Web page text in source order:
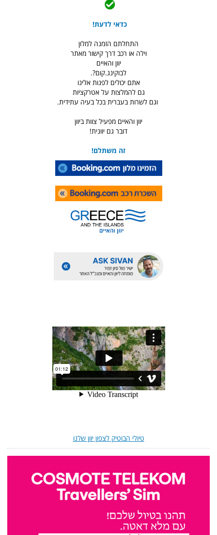
כדאי לדעת!
התחלתם הזמנה למלון
וילה או רכב דרך קישור מאתר
יוון והאיים
לבוקינג.קום?.
אתם יכולים לפנות אלינו
גם להמלצות על אטרקציות
וגם לשרות בעברית בכל בעיה עתידית.
יוון והאיים מפעיל צוות ביוון
דובר גם יוונית!
זה משתלם!
טיולי הבוטיק לצפון יוון שלנו